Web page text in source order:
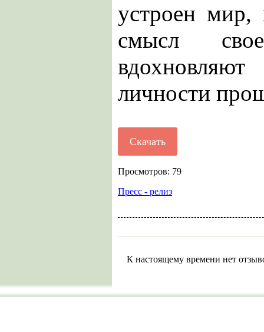
устроен мир,
смысл
личности
Скачать
Просмотров: 79
Пресс - релиз
К настоящему времени нет